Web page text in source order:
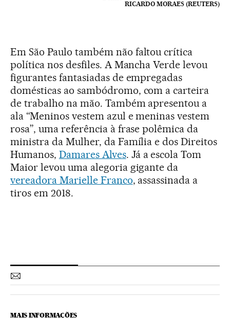
RICARDO MORAES (REUTERS)
Em São Paulo também não faltou crítica
política nos desfiles. A Mancha Verde levou
figurantes fantasiadas de empregadas
domésticas ao sambódromo, com a carteira
de trabalho na mão. Também apresentou a
ala “Meninos vestem azul e meninas vestem
rosa”, uma referência à frase polêmica da
ministra da Mulher, da Família e dos Direitos
Humanos, Damares Alves. Já a escola Tom
Maior levou uma alegoria gigante da
vereadora Marielle Franco, assassinada a
tiros em 2018.
MAIS INFORMAÇÕES